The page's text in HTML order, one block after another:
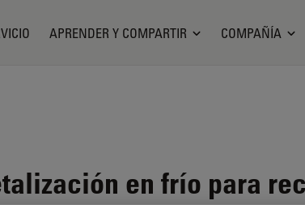
APRENDER Y COMPARTIR COMPAÑÍA
en frío para